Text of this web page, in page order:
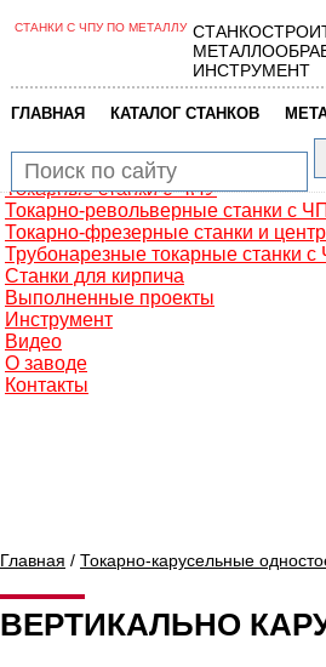
Главная
Фрезерные обрабатывающие
Сверлильно-фрезерные станки
Промышленные роботы
Токарные автоматы с ЧПУ
Токарные станки с ЧПУ
Токарно-револьверные станки с
Токарно-фрезерные станки и
Трубонарезные токарные станки
Станки для кирпича
Выполненные проекты
Инструмент
Видео
О заводе
Контакты
СТАНКИ С ЧПУ ПО МЕТАЛЛУ
ИНСТРУМЕНТ
ГЛАВНАЯ КАТАЛОГ СТАНКОВ
Главная / Токарно-карусельные
ВЕРТИКАЛЬНО